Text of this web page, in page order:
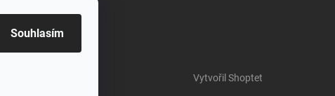
Souhlasím
Vytvořil Shoptet